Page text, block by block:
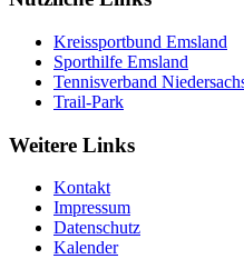
Kreissportbund Emsland
Sporthilfe Emsland
Tennisverband
Trail-Park
Weitere Links
Kontakt
Impressum
Datenschutz
Kalender